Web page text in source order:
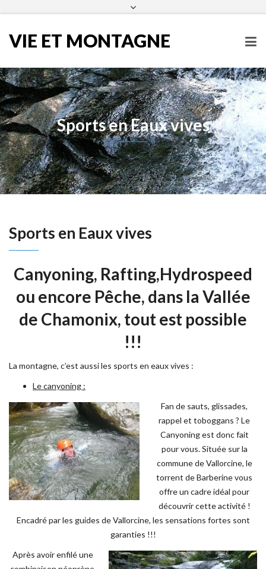
infos@vieetmontagne.org
VIE ET MONTAGNE
Sports en Eaux vives
Sports en Eaux vives
Canyoning, Rafting,Hydrospeed
ou encore Pêche, dans la Vallée
de Chamonix, tout est possible
!!!
La montagne, c’est aussi les sports en eaux vives :
Le canyoning :
Fan de sauts, glissades,
rappel et toboggans ? Le
Canyoning est donc fait
pour vous. Située sur la
commune de Vallorcine, le
torrent de Barberine vous
offre un cadre idéal pour
découvrir cette activité !
Encadré par les guides de Vallorcine, les sensations fortes sont
garanties !!!
Après avoir enfilé une